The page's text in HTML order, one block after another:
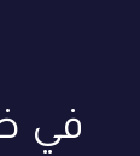
في